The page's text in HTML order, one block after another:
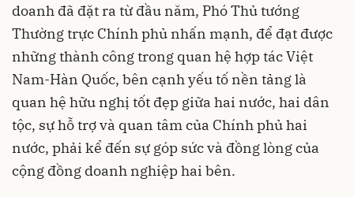
doanh đã đặt ra từ đầu năm, Phó Thủ tướng
Thường trực Chính phủ nhấn mạnh, để đạt được
những thành công trong quan hệ hợp tác Việt
Nam-Hàn Quốc, bên cạnh yếu tố nền tảng là
quan hệ hữu nghị tốt đẹp giữa hai nước, hai dân
tộc, sự hỗ trợ và quan tâm của Chính phủ hai
nước, phải kể đến sự góp sức và đồng lòng của
cộng đồng doanh nghiệp hai bên.